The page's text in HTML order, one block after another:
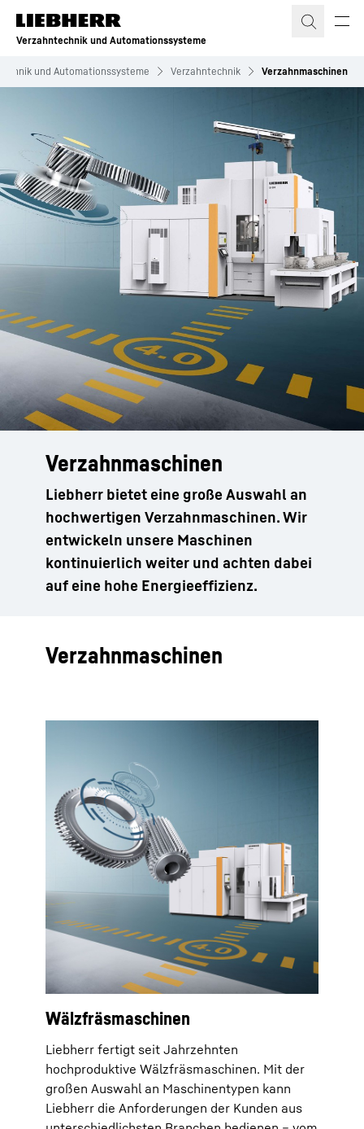
Zum Inhalt springen
Verzahntechnik und Automationssysteme
und Automationssysteme Verzahntechnik Verzahnmaschinen
Verzahnmaschinen
Liebherr bietet eine große Auswahl an
hochwertigen Verzahnmaschinen. Wir
entwickeln unsere Maschinen
kontinuierlich weiter und achten dabei
auf eine hohe Energieeffizienz.
Verzahnmaschinen
Wälzfräsmaschinen
Liebherr fertigt seit Jahrzehnten
hochproduktive Wälzfräsmaschinen. Mit der
großen Auswahl an Maschinentypen kann
Liebherr die Anforderungen der Kunden aus